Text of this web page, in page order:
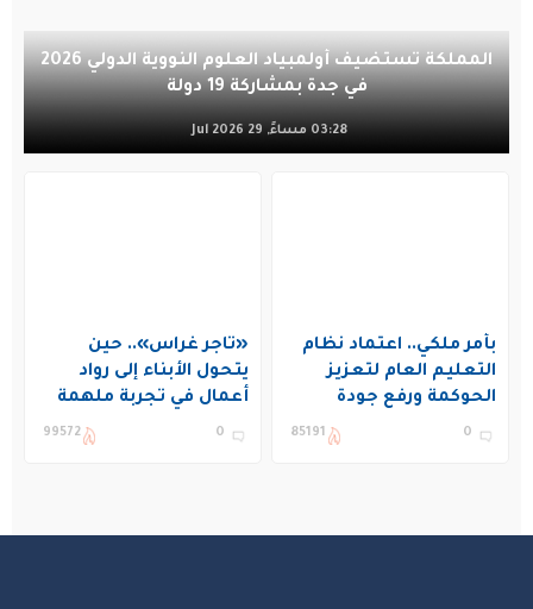
المملكة تستضيف أولمبياد العلوم النووية الدولي 2026
في جدة بمشاركة 19 دولة
03:28 مساءً, 29 Jul 2026
بأمر ملكي.. اعتماد نظام
التعليم العام لتعزيز
الحوكمة ورفع جودة
التعليم في المملكة
0
85191
«تاجر غراس».. حين
يتحول الأبناء إلى رواد
أعمال في تجربة ملهمة
بنادي غراس الصيفي
0
99572